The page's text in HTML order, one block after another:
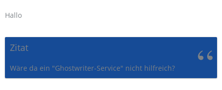
Hallo
Zitat
Wäre da ein "Ghostwriter-Service" nicht hilfreich?